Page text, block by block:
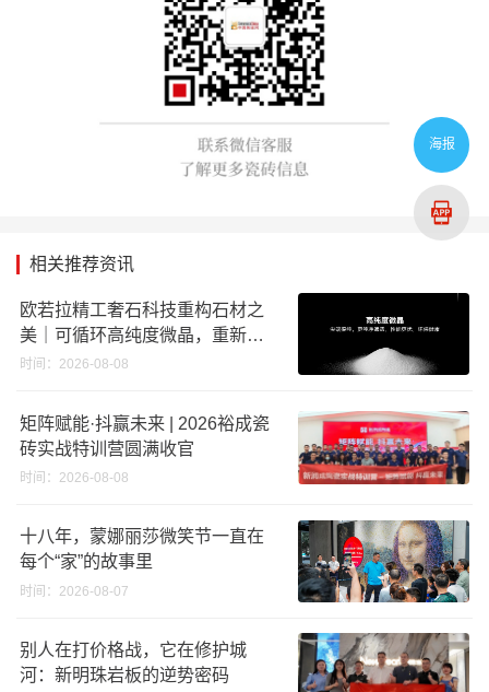
相关推荐资讯
欧若拉精工奢石科技重构石材之
美｜可循环高纯度微晶，重新定
义高端奢石原料
时间：2026-08-08
矩阵赋能·抖赢未来 | 2026裕成瓷
砖实战特训营圆满收官
时间：2026-08-08
十八年，蒙娜丽莎微笑节一直在
每个“家”的故事里
时间：2026-08-07
别人在打价格战，它在修护城
河：新明珠岩板的逆势密码
海报